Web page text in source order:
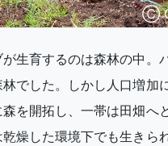
Ⓒ
生育するのは森林の中。
でした。しかし人口増加
を開拓し、一帯は田畑へ
燥した環境下でも生きら